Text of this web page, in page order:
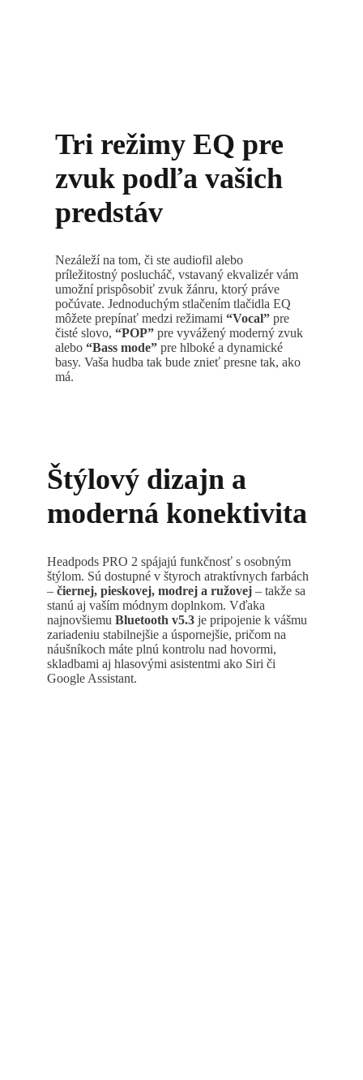
Tri režimy EQ pre
zvuk podľa vašich
predstáv
Nezáleží na tom, či ste audiofil alebo
príležitostný poslucháč, vstavaný ekvalizér vám
umožní prispôsobiť zvuk žánru, ktorý práve
počúvate. Jednoduchým stlačením tlačidla EQ
môžete prepínať medzi režimami “Vocal” pre
čisté slovo, “POP” pre vyvážený moderný zvuk
alebo “Bass mode” pre hlboké a dynamické
basy. Vaša hudba tak bude znieť presne tak, ako
má.
Štýlový dizajn a
moderná konektivita
Headpods PRO 2 spájajú funkčnosť s osobným
štýlom. Sú dostupné v štyroch atraktívnych farbách
– čiernej, pieskovej, modrej a ružovej – takže sa
stanú aj vaším módnym doplnkom. Vďaka
najnovšiemu Bluetooth v5.3 je pripojenie k vášmu
zariadeniu stabilnejšie a úspornejšie, pričom na
náušníkoch máte plnú kontrolu nad hovormi,
skladbami aj hlasovými asistentmi ako Siri či
Google Assistant.